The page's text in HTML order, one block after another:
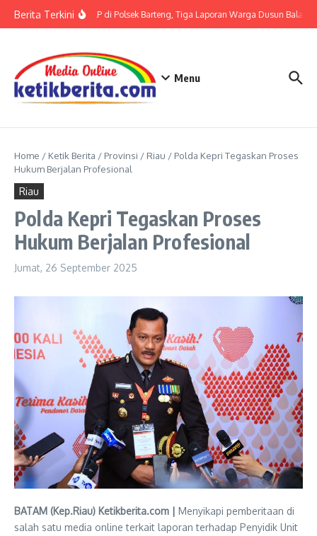
Berita TerkiniTerkait LP di Polsek Barteng, Tiga Laporan Warga Dusun Balaka
Menu
Home / Ketik Berita / Provinsi / Riau / Polda Kepri Tegaskan Proses
Hukum Berjalan Profesional
Riau
Polda Kepri Tegaskan Proses
Hukum Berjalan Profesional
Jumat, 26 September 2025
BATAM (Kep.Riau) Ketikberita.com | Menyikapi pemberitaan di
salah satu media online terkait laporan terhadap Penyidik Unit